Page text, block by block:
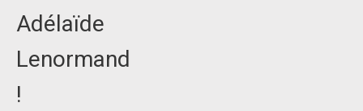
Adélaïde
Lenormand
!